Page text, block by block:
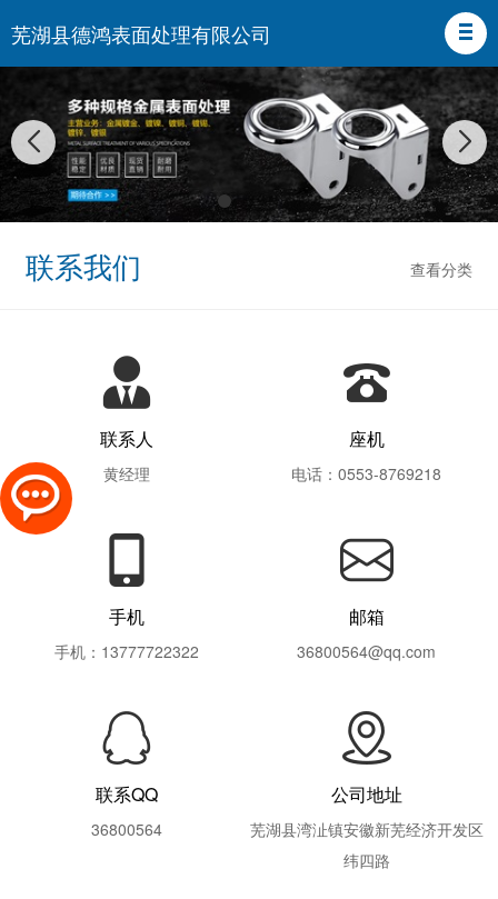
芜湖县德鸿表面处理有限公司
查看分类
联系我们
联系人
黄经理
座机
电话：0553-8769218
手机
手机：13777722322
邮箱
36800564@qq.com
联系QQ
36800564
公司地址
芜湖县湾沚镇安徽新芜经济开发区
纬四路